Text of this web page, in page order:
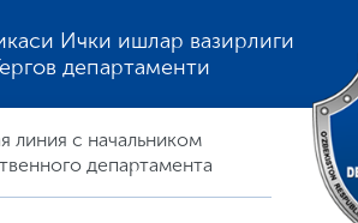
Ички ишлар вазирлиги
департаменти
линия c начальником
департамента